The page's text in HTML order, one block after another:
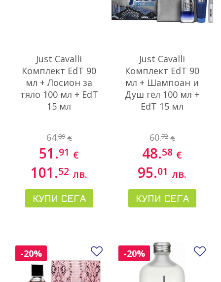
Just Cavalli
Комплект EdT 90
мл + Лосион за
тяло 100 мл + EdT
15 мл
64.89 €
51.91 €
101.52 лв.
КУПИ СЕГА
Just Cavalli
Комплект EdT 90
мл + Шампоан и
Душ гел 100 мл +
EdT 15 мл
60.72 €
48.58 €
95.01 лв.
КУПИ СЕГА
-20% Добави в любими
-20%